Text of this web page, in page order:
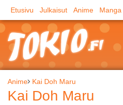
Etusivu Julkaisut Anime Manga
Anime Kai Doh Maru
Kai Doh Maru